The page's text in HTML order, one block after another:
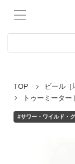
TOP ビール
トゥーミータ
#サワー・ワイルド